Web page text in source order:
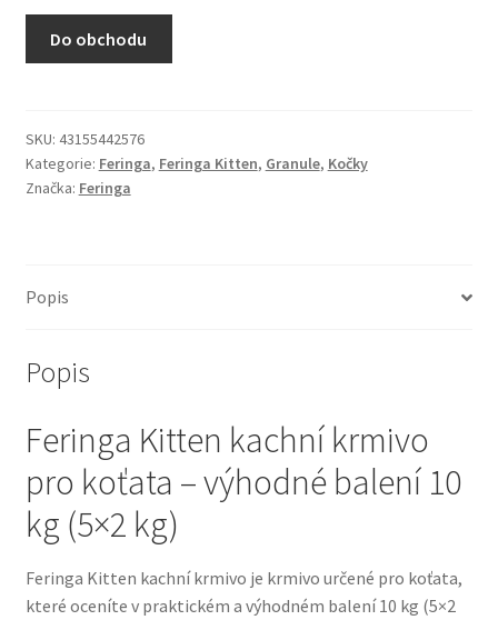
N&D Farmina pro kočky — Italské holistic krmivo
Pamlsky pro kočky
Purizon pro kočky
Veterinární dieta pro kočky
Vše pro psy — Krmivo, doplňky, vybavení
Boudy a výběhy
Bozita pro psy — Švédské krmivo s nordickou kvalitou
Brit pro psy
Do obchodu
SKU: 43155442576
Kategorie: Feringa, Feringa Kitten, Granule, Kočky
Značka: Feringa
Popis
Popis
Feringa Kitten kachní krmivo
pro koťata – výhodné balení 10
kg (5×2 kg)
Feringa Kitten kachní krmivo je krmivo určené pro koťata,
které oceníte v praktickém a výhodném balení 10 kg (5×2